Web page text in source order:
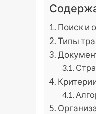
Поиск и
Типы